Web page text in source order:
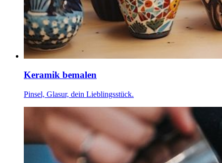
Keramik bemalen
Pinsel, Glasur, dein Lieblingsstück.